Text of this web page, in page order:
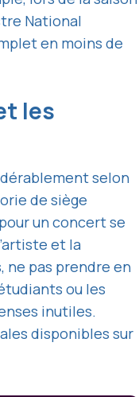
National
en moins de
les
selon
de siège
un concert se
et la
ne pas prendre en
ou les
inutiles.
disponibles sur